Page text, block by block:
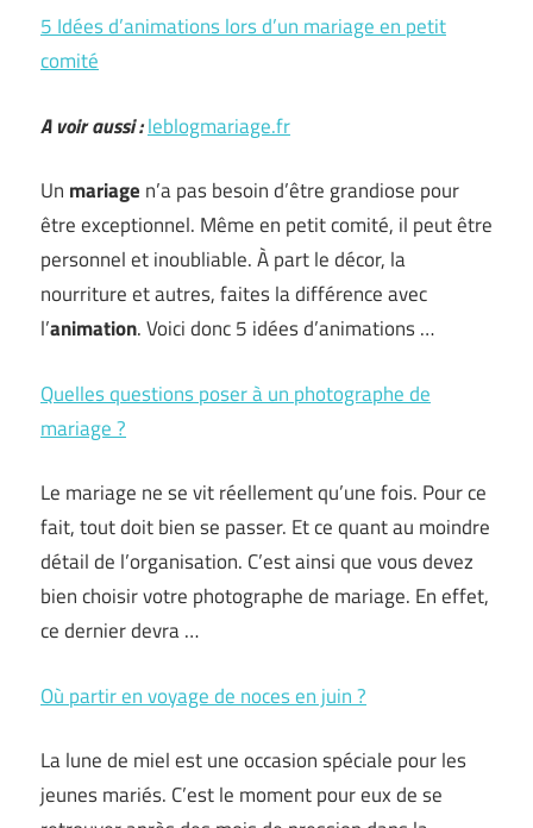
5 Idées d’animations lors d’un mariage en petit
comité
A voir aussi :leblogmariage.fr
Un mariage n’a pas besoin d’être grandiose pour
être exceptionnel. Même en petit comité, il peut être
personnel et inoubliable. À part le décor, la
nourriture et autres, faites la différence avec
l’animation. Voici donc 5 idées d’animations …
Quelles questions poser à un photographe de
mariage ?
Le mariage ne se vit réellement qu’une fois. Pour ce
fait, tout doit bien se passer. Et ce quant au moindre
détail de l’organisation. C’est ainsi que vous devez
bien choisir votre photographe de mariage. En effet,
ce dernier devra …
Où partir en voyage de noces en juin ?
La lune de miel est une occasion spéciale pour les
jeunes mariés. C’est le moment pour eux de se